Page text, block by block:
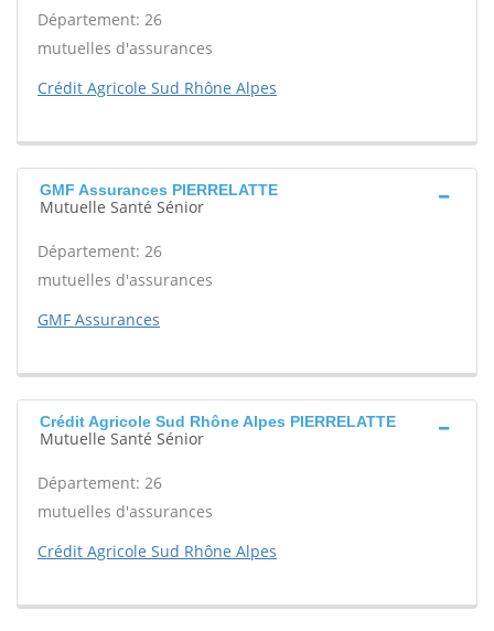
Département: 26
mutuelles d'assurances
Crédit Agricole Sud Rhône Alpes
GMF Assurances PIERRELATTE
Mutuelle Santé Sénior
Département: 26
mutuelles d'assurances
GMF Assurances
Crédit Agricole Sud Rhône Alpes PIERRELATTE
Mutuelle Santé Sénior
Département: 26
mutuelles d'assurances
Crédit Agricole Sud Rhône Alpes